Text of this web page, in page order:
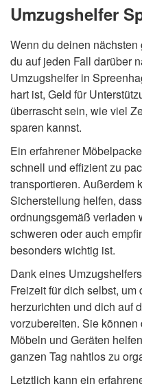
Umzugshelfer
Wenn du deinen
du auf jeden Fall darüber
Umzugshelfer in
hart ist, Geld für
überrascht sein, wie viel
sparen kannst.
Ein erfahrener
schnell und effizient zu
transportieren. Außerdem
Sicherstellung helfen,
ordnungsgemäß verladen
schweren oder auch
besonders wichtig ist.
Dank eines
Freizeit für dich selbst,
herzurichten und dich auf
vorzubereiten. Sie
Möbeln und Geräten
ganzen Tag nahtlos zu
Letztlich kann ein